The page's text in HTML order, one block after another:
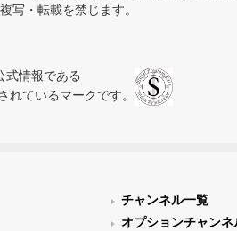
写・転載を禁じます。
式情報である
れているマークです。
チャンネル一覧
オプションチャンネ